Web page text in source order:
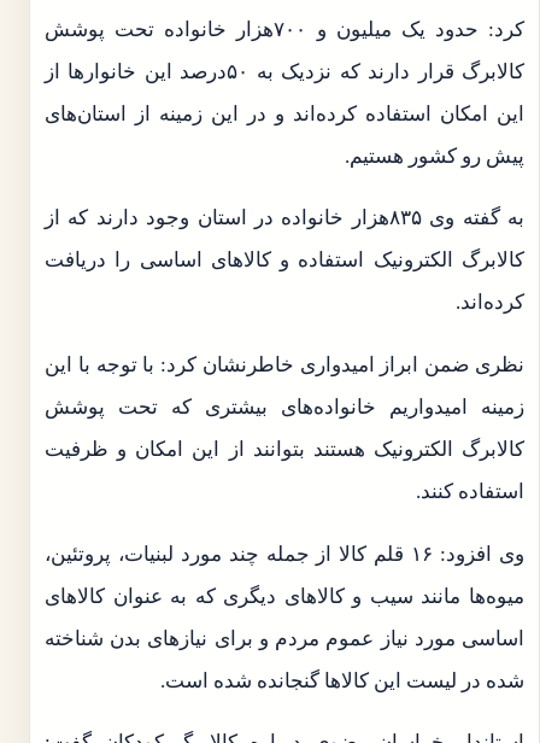
کرد: حدود یک میلیون و ۷۰۰هزار خانواده تحت پوشش
کالابرگ قرار دارند که نزدیک به ۵۰درصد این خانوارها از
این امکان استفاده کرده‌اند و در این زمینه از استان‌های
پیش رو کشور هستیم.
به گفته وی ۸۳۵هزار خانواده در استان وجود دارند که از
کالابرگ الکترونیک استفاده و کالاهای اساسی را دریافت
کرده‌اند.
نظری ضمن ابراز امیدواری خاطرنشان کرد: با توجه با این
زمینه امیدواریم خانواده‌های بیشتری که تحت پوشش
کالابرگ الکترونیک هستند بتوانند از این امکان و ظرفیت
استفاده کنند.
وی افزود: ۱۶ قلم کالا از جمله چند مورد لبنیات، پروتئین،
میوه‌ها مانند سیب و کالاهای دیگری که به عنوان کالاهای
اساسی مورد نیاز عموم مردم و برای نیازهای بدن شناخته
شده در لیست این کالاها گنجانده شده است.